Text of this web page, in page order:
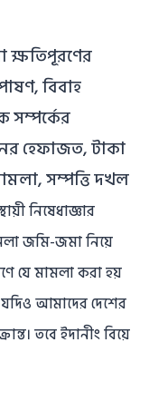
ক্ষতিপূরণের
বিবাহ
সম্পর্কের
হেফাজত, টাকা
সম্পত্তি দখল
নিষেধাজ্ঞার
জমি-জমা নিয়ে
যে মামলা করা হয়
যদিও আমাদের দেশের
তবে ইদানীং বিয়ে